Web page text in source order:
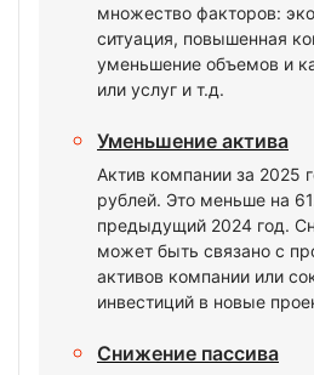
множество факторов:
ситуация, повышенная
уменьшение объемов и
или услуг и т.д.
Уменьшение актива
Актив компании за 2025
рублей. Это меньше на
предыдущий 2024 год.
может быть связано с
активов компании или
инвестиций в новые
Снижение пассива